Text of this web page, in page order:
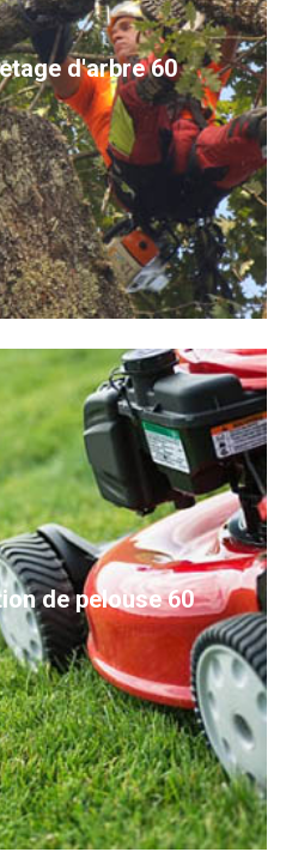
d'arbre 60
de pelouse 60